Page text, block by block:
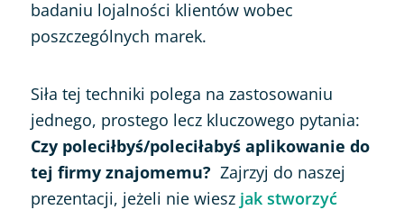
badaniu lojalności klientów wobec
poszczególnych marek.
Siła tej techniki polega na zastosowaniu
jednego, prostego lecz kluczowego pytania:
Czy poleciłbyś/poleciłabyś aplikowanie do
tej firmy znajomemu? Zajrzyj do naszej
prezentacji, jeżeli nie wiesz jak stworzyć